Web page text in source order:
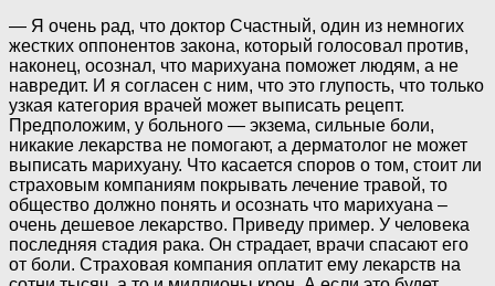
— Я очень рад, что доктор Счастный, один из немногих
жестких оппонентов закона, который голосовал против,
наконец, осознал, что марихуана поможет людям, а не
навредит. И я согласен с ним, что это глупость, что только
узкая категория врачей может выписать рецепт.
Предположим, у больного — экзема, сильные боли,
никакие лекарства не помогают, а дерматолог не может
выписать марихуану. Что касается споров о том, стоит ли
страховым компаниям покрывать лечение травой, то
общество должно понять и осознать что марихуана –
очень дешевое лекарство. Приведу пример. У человека
последняя стадия рака. Он страдает, врачи спасают его
от боли. Страховая компания оплатит ему лекарств на